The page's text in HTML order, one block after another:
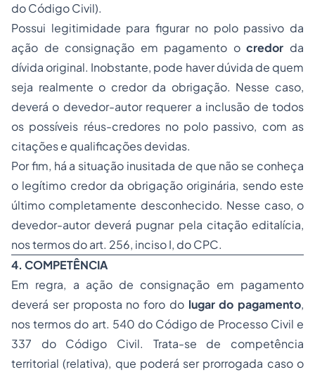
do Código Civil).
Possui legitimidade para figurar no polo passivo da
ação de consignação em pagamento ocredor da
dívida original. Inobstante, pode haver dúvida de quem
seja realmente o credor da obrigação. Nesse caso,
deverá o devedor-autor requerer a inclusão de todos
os possíveis réus-credores no polo passivo, com as
citações e qualificações devidas.
Por fim, há a situação inusitada de que não se conheça
o legítimo credor da obrigação originária, sendo este
último completamente desconhecido. Nesse caso, o
devedor-autor deverá pugnar pela citação editalícia,
nos termos do art. 256, inciso I, do CPC.
4. COMPETÊNCIA
Em regra, a ação de consignação em pagamento
deverá ser proposta no foro do lugar do pagamento,
nos termos do art. 540 do Código de Processo Civil e
337 do Código Civil. Trata-se de competência
territorial (relativa), que poderá ser prorrogada caso o